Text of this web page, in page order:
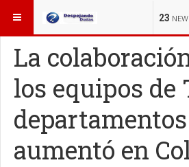
23
ESTÁ AQUÍ: TECNOLOGÍA
La
los equipos de
departamentos
aumentó en